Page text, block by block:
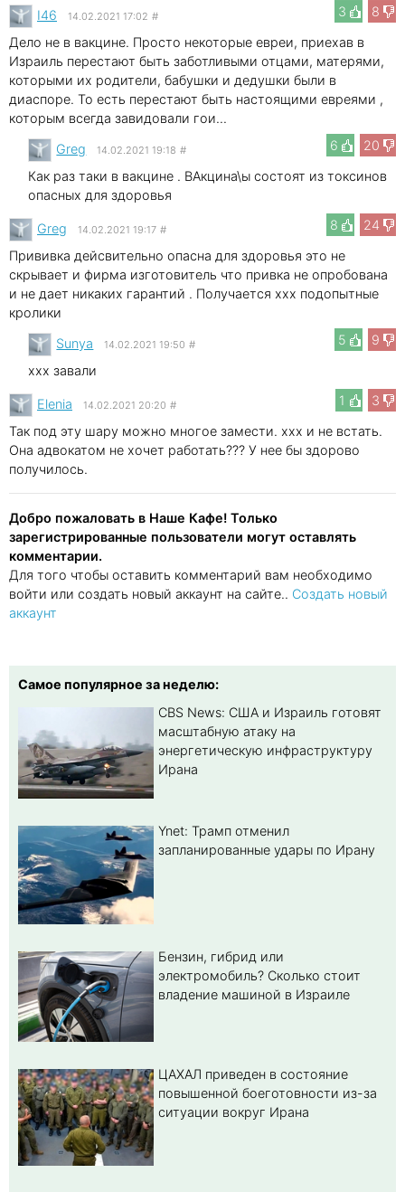
3
8
I46 14.02.2021 17:02 #
Дело не в вакцине. Просто некоторые евреи, приехав в
Израиль перестают быть заботливыми отцами, матерями,
которыми их родители, бабушки и дедушки были в
диаспоре. То есть перестают быть настоящими евреями ,
которым всегда завидовали гои...
6
20
Greg 14.02.2021 19:18 #
Как раз таки в вакцине . ВАкцина\ы состоят из токсинов
опасных для здоровья
8
24
Greg 14.02.2021 19:17 #
Прививка дейсвительно опасна для здоровья это не
скрывает и фирма изготовитель что привка не опробована
и не дает никаких гарантий . Получается xxx подопытные
кролики
5
9
Sunya 14.02.2021 19:50 #
xxx завали
1
3
Elenia 14.02.2021 20:20 #
Так под эту шару можно многое замести. xxx и не встать.
Она адвокатом не хочет работать??? У нее бы здорово
получилось.
Добро пожаловать в Наше Кафе! Только
зарегистрированные пользователи могут оставлять
комментарии.
Для того чтобы оставить комментарий вам необходимо
войти или создать новый аккаунт на сайте.. Создать новый
аккаунт
Самое популярное за неделю:
CBS News: США и Израиль готовят
масштабную атаку на
энергетическую инфраструктуру
Ирана
Ynet: Трамп отменил
запланированные удары по Ирану
Бензин, гибрид или
электромобиль? Cколько стоит
владение машиной в Израиле
ЦАХАЛ приведен в состояние
повышенной боеготовности из-за
ситуации вокруг Ирана